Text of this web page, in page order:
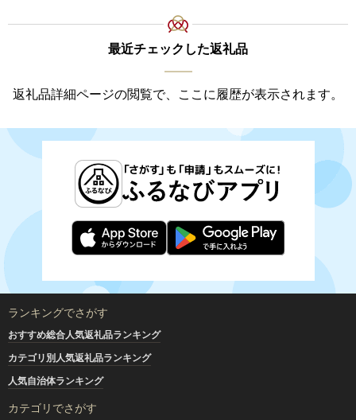
最近チェックした返礼品
返礼品詳細ページの閲覧で、ここに履歴が表示されます。
ランキングでさがす
おすすめ総合人気返礼品ランキング
カテゴリ別人気返礼品ランキング
人気自治体ランキング
カテゴリでさがす